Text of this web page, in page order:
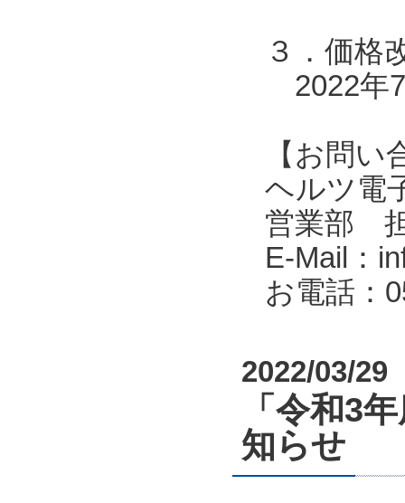
３．価格
2022年
【お問い
ヘルツ電
営業部
E-Mail：
お電話：
2022/03/29
「令和3
知らせ